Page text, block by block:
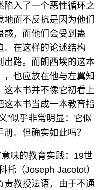
陷入了一个恶性循环之
而不反抗是因为他们
惑，而他们会受到蛊
。在这样的论述结构
出路。而朗西埃的这本
也应放在他与左翼知
这本书并不像它初看上
这本书当成一本教育指
”似乎非常明显：它似
。但确实如此吗？
味的教育实践：19世
托（Joseph Jacotot）
责教授法语，由于不通